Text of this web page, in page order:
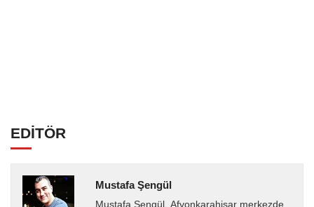
EDİTÖR
Mustafa Şengül
Mustafa Şengül, Afyonkarahisar merkezde